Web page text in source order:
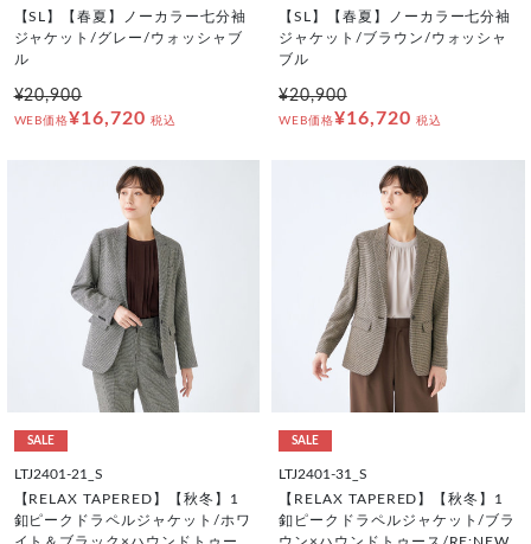
【SL】【春夏】ノーカラー七分袖
ジャケット/グレー/ウォッシャブ
ル
¥20,900
WEB価格¥16,720 税込
【SL】【春夏】ノーカラー七分袖
ジャケット/ブラウン/ウォッシャ
ブル
¥20,900
WEB価格¥16,720 税込
SALE
LTJ2401-21_S
【RELAX TAPERED】【秋冬】1
釦ピークドラペルジャケット/ホワ
SALE
LTJ2401-31_S
【RELAX TAPERED】【秋冬】1
釦ピークドラペルジャケット/ブラ